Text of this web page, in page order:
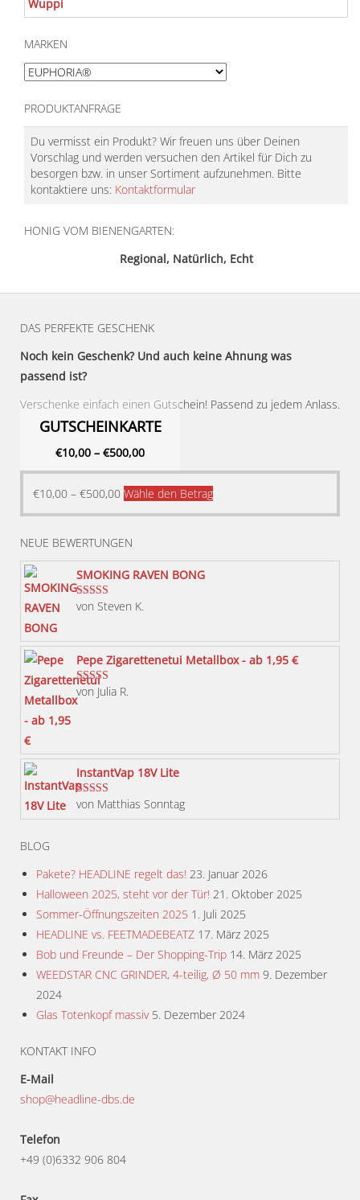
MARKEN
PRODUKTANFRAGE
Du vermisst ein Produkt? Wir freuen uns über Deinen
Vorschlag und werden versuchen den Artikel für Dich zu
besorgen bzw. in unser Sortiment aufzunehmen. Bitte
kontaktiere uns: Kontaktformular
HONIG VOM BIENENGARTEN:
Regional, Natürlich, Echt
DAS PERFEKTE GESCHENK
Noch kein Geschenk? Und auch keine Ahnung was
passend ist?
Verschenke einfach einen Gutschein! Passend zu jedem Anlass.
GUTSCHEINKARTE
€10,00 – €500,00
€10,00 – €500,00 Wähle den BetragDieses
Produkt
können
werden
NEUE BEWERTUNGEN
SMOKING RAVEN BONG
Bewertet mit
von Steven K.
Pepe Zigarettenetui Metallbox - ab 1,95 €
Bewertet mit
5
von Julia R.
InstantVap 18V Lite
Bewertet mit
5von 5
von Matthias Sonntag
BLOG
Pakete? HEADLINE regelt das! 23. Januar 2026
Halloween 2025, steht vor der Tür! 21. Oktober 2025
Sommer-Öffnungszeiten 2025 1. Juli 2025
HEADLINE vs. FEETMADEBEATZ 17. März 2025
Bob und Freunde – Der Shopping-Trip 14. März 2025
WEEDSTAR CNC GRINDER, 4-teilig, Ø 50 mm 9. Dezember
2024
Glas Totenkopf massiv 5. Dezember 2024
KONTAKT INFO
E-Mail
shop@headline-dbs.de
Telefon
+49 (0)6332 906 804